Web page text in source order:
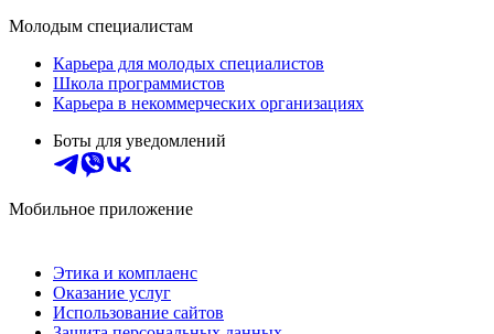
Молодым специалистам
Карьера для молодых специалистов
Школа программистов
Карьера в некоммерческих организациях
Боты для уведомлений
Мобильное приложение
Этика и комплаенс
Оказание услуг
Использование сайтов